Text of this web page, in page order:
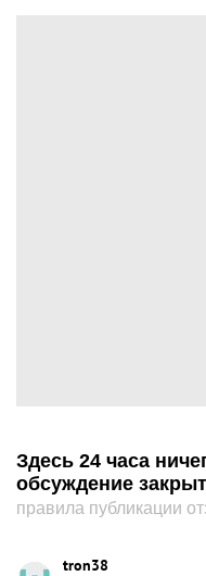
Здесь 24 часа
обсуждение
правила публикации
tron38